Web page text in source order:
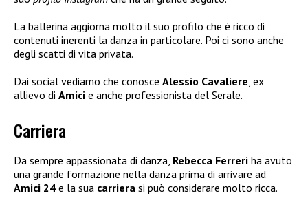
La ballerina aggiorna molto il suo profilo che è ricco di
contenuti inerenti la danza in particolare. Poi ci sono anche
degli scatti di vita privata.
Dai social vediamo che conosce Alessio Cavaliere, ex
allievo di Amici e anche professionista del Serale.
Carriera
Da sempre appassionata di danza, Rebecca Ferreri ha avuto
una grande formazione nella danza prima di arrivare ad
Amici 24e la sua carriera si può considerare molto ricca.